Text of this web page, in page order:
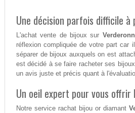
Une décision parfois difficile à
L'achat vente de bijoux sur
réflexion compliquée de votre part car
séparer de bijoux auxquels on est
est décidé à se faire racheter ses
un avis juste et précis quant à
Un oeil expert pour vous offrir
Notre service rachat bijou or diamant